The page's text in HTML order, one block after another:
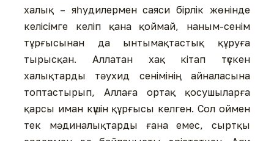
халық – яһудилермен саяси бірлік жөнінде
келісімге келіп қана қоймай, наным-сенім
тұрғысынан да ынтымақтастық құруға
тырысқан. Аллатан хақ кітап түскен
халықтарды тәухид сенімінің айналасына
топтастырып, Аллаға ортақ қосушыларға
қарсы иман күшін құрғысы келген. Сол оймен
тек мәдиналықтарды ғана емес, сыртқы